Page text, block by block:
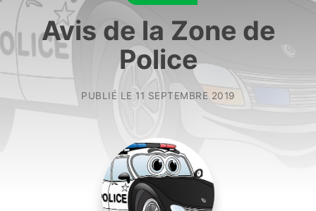
Avis de la Zone de
Police
PUBLIÉ LE 11 SEPTEMBRE 2019